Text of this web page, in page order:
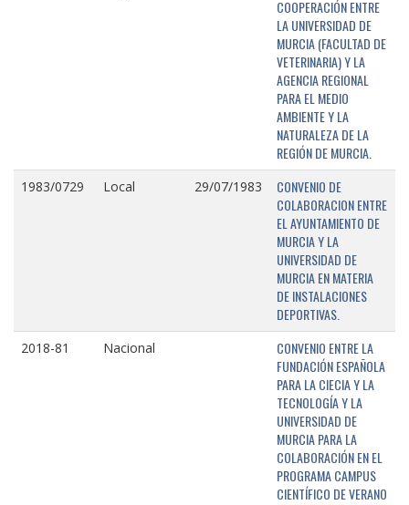
COOPERACIÓN ENTRE
LA UNIVERSIDAD DE
MURCIA (FACULTAD DE
VETERINARIA) Y LA
AGENCIA REGIONAL
PARA EL MEDIO
AMBIENTE Y LA
NATURALEZA DE LA
REGIÓN DE MURCIA.
1983/0729 Local 29/07/1983
CONVENIO DE
COLABORACION ENTRE
EL AYUNTAMIENTO DE
MURCIA Y LA
UNIVERSIDAD DE
MURCIA EN MATERIA
DE INSTALACIONES
DEPORTIVAS.
2018-81 Nacional
CONVENIO ENTRE LA
FUNDACIÓN ESPAÑOLA
PARA LA CIECIA Y LA
TECNOLOGÍA Y LA
UNIVERSIDAD DE
MURCIA PARA LA
COLABORACIÓN EN EL
PROGRAMA CAMPUS
CIENTÍFICO DE VERANO